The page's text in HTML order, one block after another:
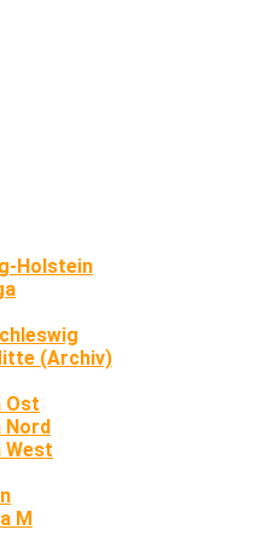
Holstein
(Archiv)
Ost
Nord
West
M